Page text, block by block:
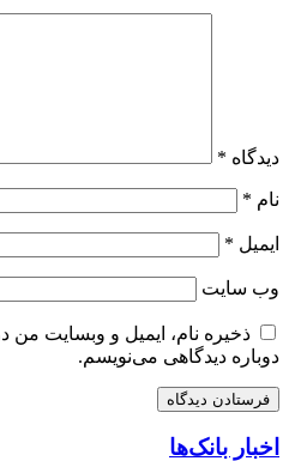
دیدگاه *
نام *
ایمیل *
وب‌ سایت
ذخیره نام، ایمیل و وبسایت من
دوباره دیدگاهی می‌نویسم.
اخبار بانک‌ها